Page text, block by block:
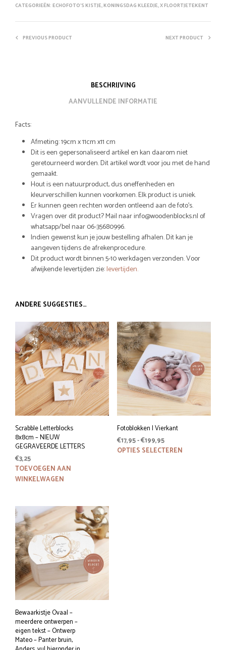
CATEGORIEËN:ECHOFOTO'S KISTJE,KONINGSDAG KLEEDJE,X FLOORTJETEKENT
PREVIOUS PRODUCT NEXT PRODUCT
BESCHRIJVING
AANVULLENDE INFORMATIE
Facts:
Afmeting: 19cm x 11cm x11 cm
Dit is een gepersonaliseerd artikel en kan daarom niet
geretourneerd worden. Dit artikel wordt voor jou met de hand
gemaakt.
Hout is een natuurproduct, dus oneffenheden en
kleurverschillen kunnen voorkomen. Elk product is uniek.
Er kunnen geen rechten worden ontleend aan de foto’s.
Vragen over dit product? Mail naar info@woodenblocks.nl of
whatsapp/bel naar 06-35680996.
Indien gewenst kun je jouw bestelling afhalen. Dit kan je
aangeven tijdens de afrekenprocedure.
Dit product wordt binnen 5-10 werkdagen verzonden. Voor
afwijkende levertijden zie:levertijden.
ANDERE SUGGESTIES…
Scrabble Letterblocks
8x8cm – NIEUW
GEGRAVEERDE LETTERS
€3,25
TOEVOEGEN AAN
WINKELWAGEN
Fotoblokken | Vierkant
€17,95-€199,95Prijsklasse:
€17,95
OPTIES SELECTEREN
Bewaarkistje Ovaal –
meerdere ontwerpen –
eigen tekst – Ontwerp
Mateo – Panter bruin,